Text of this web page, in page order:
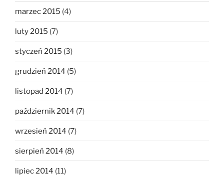
marzec 2015 (4)
luty 2015 (7)
styczeń 2015 (3)
grudzień 2014 (5)
listopad 2014 (7)
październik 2014 (7)
wrzesień 2014 (7)
sierpień 2014 (8)
lipiec 2014 (11)